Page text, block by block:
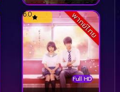
เลย 2
พากย์ไทย
Full HD
6.0